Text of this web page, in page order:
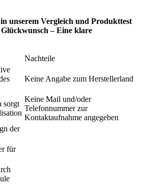
unserem Vergleich und Produkttest
– Eine klare
Nachteile
Keine Angabe zum Herstellerland
sorgt
Keine Mail und/oder
Telefonnummer zur
Kontaktaufnahme angegeben
der
für